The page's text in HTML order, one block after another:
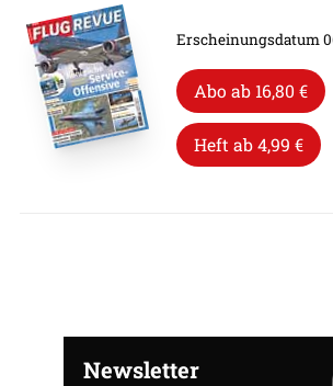
Erscheinungsdatum
Abo ab 16,80 €
Heft ab 4,99 €
Newsletter